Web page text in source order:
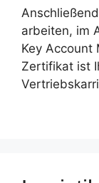
arbeiten, im
Key Account
Zertifikat ist